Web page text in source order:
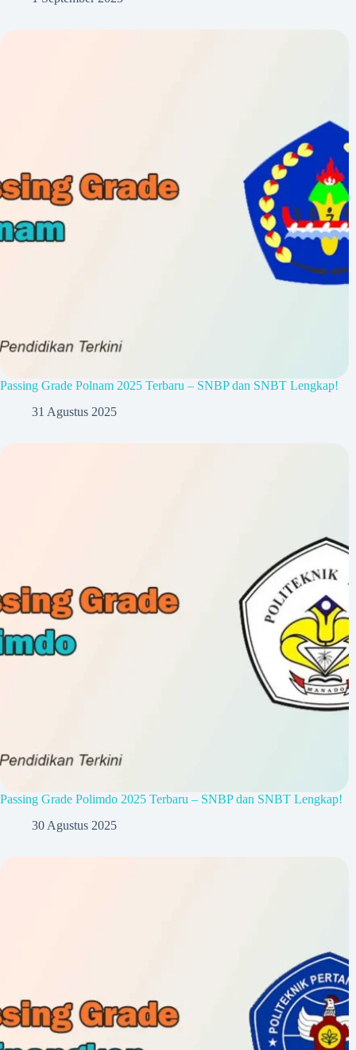
Passing Grade Polnam 2025 Terbaru – SNBP dan SNBT Lengkap!
31 Agustus 2025
Passing Grade Polimdo 2025 Terbaru – SNBP dan SNBT Lengkap!
30 Agustus 2025